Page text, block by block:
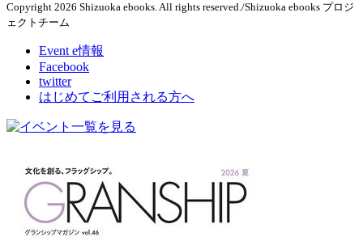
Copyright 2026 Shizuoka ebooks. All rights reserved./Shizuoka ebooks プロジ
ェクトチーム
Event e情報
Facebook
twitter
はじめてご利用される方へ